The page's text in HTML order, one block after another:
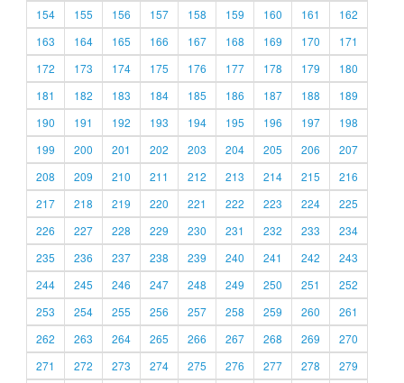
154
155 156 157 158 159 160 161
162
163
164 165 166 167 168 169 170
171
172
173 174 175 176 177 178 179
180
181
182 183 184 185 186 187 188
189
190
191 192 193 194 195 196 197
198
199
200 201 202 203 204 205 206
207
208
209 210 211 212 213 214 215
216
217
218 219 220 221 222 223 224
225
226
227 228 229 230 231 232 233
234
235
236 237 238 239 240 241 242
243
244
245 246 247 248 249 250 251
252
253
254 255 256 257 258 259 260
261
262
263 264 265 266 267 268 269
270
271
272 273 274 275 276 277 278 279